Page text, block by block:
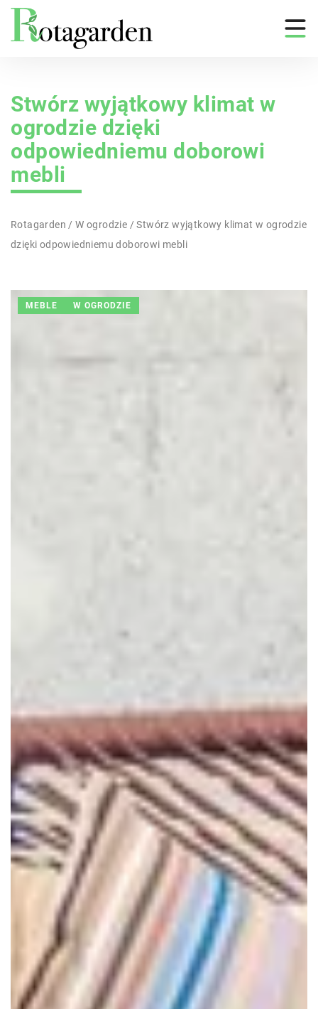
Stwórz wyjątkowy klimat w
ogrodzie dzięki
odpowiedniemu doborowi
mebli
Rotagarden /W ogrodzie /Stwórz wyjątkowy klimat w ogrodzie
dzięki odpowiedniemu doborowi mebli
MEBLE W OGRODZIE